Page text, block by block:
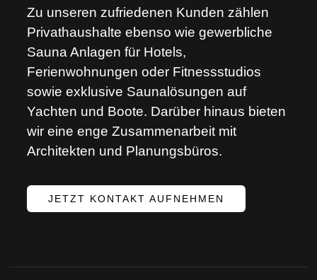
Zu unseren zufriedenen Kunden zählen
Privathaushalte ebenso wie gewerbliche
Sauna Anlagen für Hotels,
Ferienwohnungen oder Fitnessstudios
sowie exklusive Saunalösungen auf
Yachten und Boote. Darüber hinaus bieten
wir eine enge Zusammenarbeit mit
Architekten und Planungsbüros.
JETZT KONTAKT AUFNEHMEN